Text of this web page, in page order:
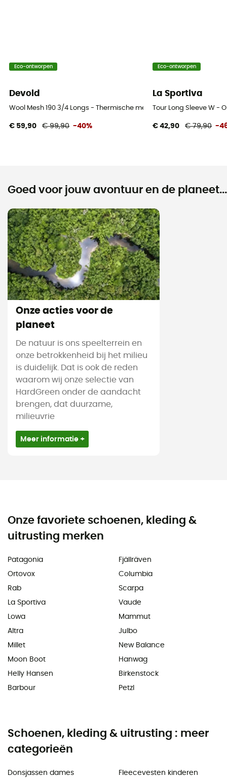
Eco-ontworpen
Devold
Wool Mesh 190 3/4 Longs - Thermische merinowollen Panty -
€ 59,90 € 99,90 -40%
Eco-ontworpen
La Sportiva
Tour Long Sleeve W -
€ 42,90 € 79,90 -
Goed voor jouw avontuur en de planeet...
Onze acties voor de
planeet
De natuur is ons speelterrein en
onze betrokkenheid bij het milieu
is duidelijk. Dat is ook de reden
waarom wij onze selectie van
HardGreen onder de aandacht
brengen, dat duurzame,
milieuvrie
Meer informatie +
Onze favoriete schoenen, kleding &
uitrusting merken
Patagonia
Ortovox
Rab
La Sportiva
Lowa
Altra
Millet
Moon Boot
Helly Hansen
Barbour
Fjällräven
Columbia
Scarpa
Vaude
Mammut
Julbo
New Balance
Hanwag
Birkenstock
Petzl
Schoenen, kleding & uitrusting : meer
categorieën
Donsjassen dames
Fleecevesten kinderen